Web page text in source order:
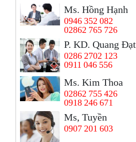
Ms. Hồng Hạnh
0946 352 082
02862 765 726
P. KD. Quang Đạt
0286 2702 123
0911 046 556
Ms. Kim Thoa
02862 755 426
0918 246 671
Ms, Tuyền
0907 201 603